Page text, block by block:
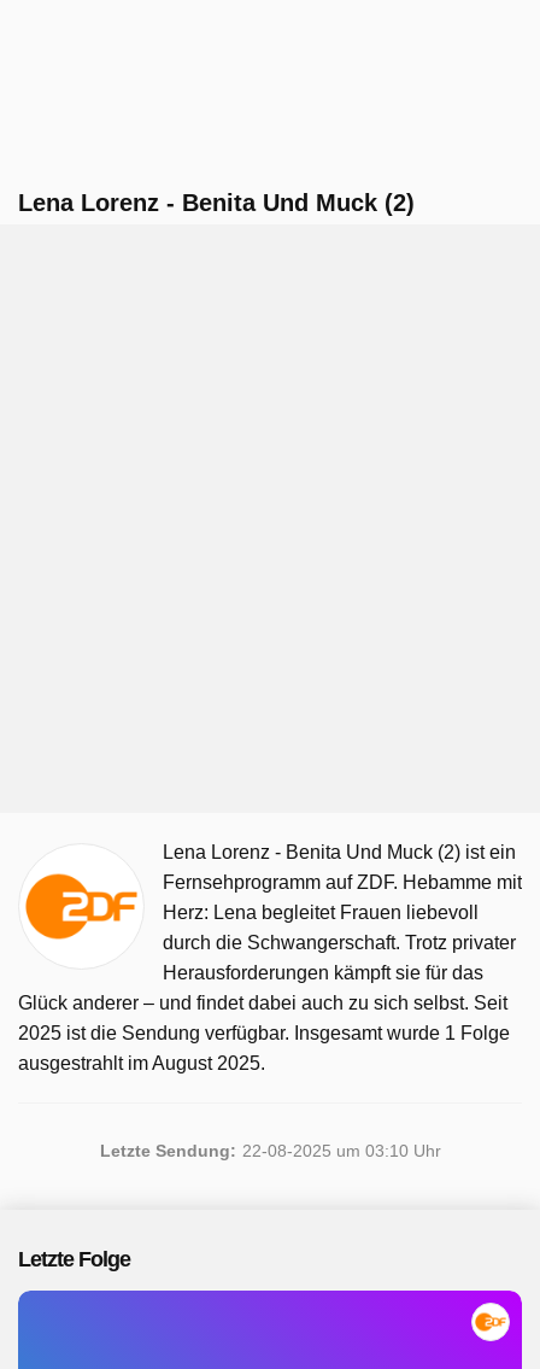
Lena Lorenz - Benita Und Muck (2)
Lena Lorenz - Benita Und Muck (2) ist ein
Fernsehprogramm auf ZDF. Hebamme mit
Herz: Lena begleitet Frauen liebevoll
durch die Schwangerschaft. Trotz privater
Herausforderungen kämpft sie für das
Glück anderer – und findet dabei auch zu sich selbst. Seit
2025 ist die Sendung verfügbar. Insgesamt wurde 1 Folge
ausgestrahlt im August 2025.
Letzte Sendung: 22-08-2025 um 03:10 Uhr
Letzte Folge